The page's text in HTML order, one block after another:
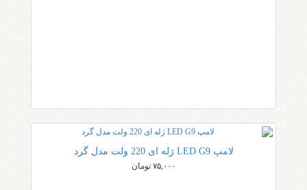
لامپ LED G9 ژله ای 220 ولت مدل گرد
۷۵,۰۰۰ تومان